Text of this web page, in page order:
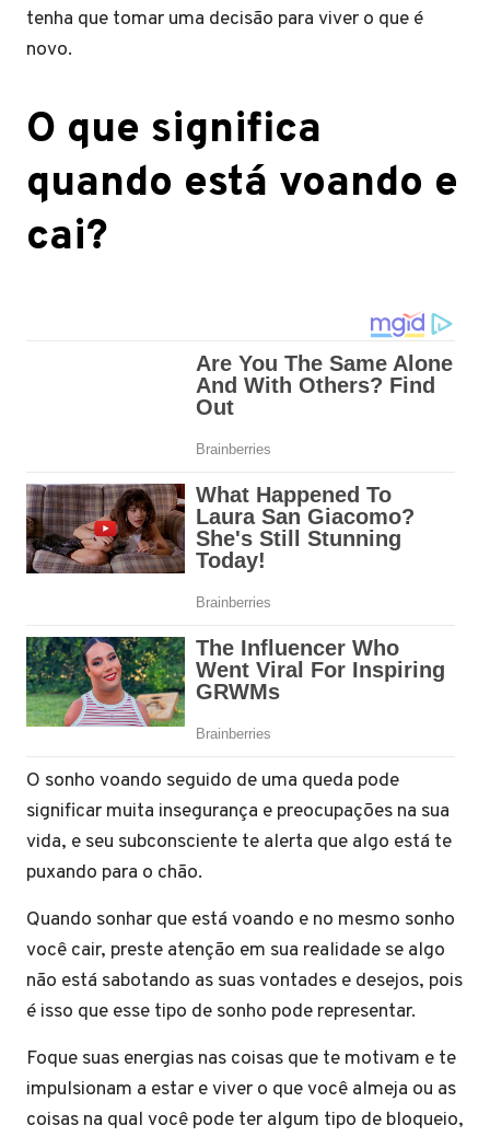
tenha que tomar uma decisão para viver o que é
novo.
O que significa
quando está voando e
cai?
O sonho voando seguido de uma queda pode
significar muita insegurança e preocupações na sua
vida, e seu subconsciente te alerta que algo está te
puxando para o chão.
Quando sonhar que está voando e no mesmo sonho
você cair, preste atenção em sua realidade se algo
não está sabotando as suas vontades e desejos, pois
é isso que esse tipo de sonho pode representar.
Foque suas energias nas coisas que te motivam e te
impulsionam a estar e viver o que você almeja ou as
coisas na qual você pode ter algum tipo de bloqueio,